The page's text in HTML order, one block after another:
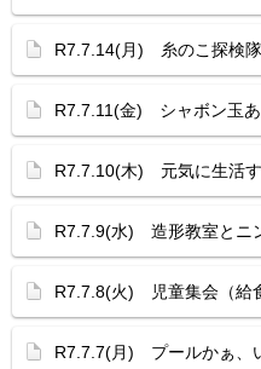
R7.7.14(月) 糸のこ探検隊
R7.7.11(金) シャボン玉
R7.7.10(木) 元気に生活
R7.7.9(水) 造形教室とニ
R7.7.8(火) 児童集会（給
R7.7.7(月) プールかぁ、